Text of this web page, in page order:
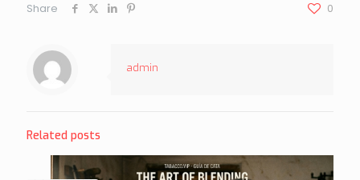
Share 0
admin
Related posts